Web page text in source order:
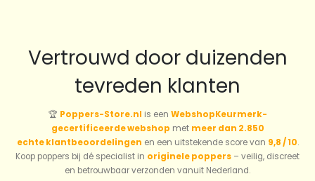
Vertrouwd door duizenden
tevreden klanten
🏆 Poppers-Store.nl is een WebshopKeurmerk-
gecertificeerde webshop met meer dan 2.850
echte klantbeoordelingen en een uitstekende score van 9,8 / 10.
Koop poppers bij dé specialist in originele poppers – veilig, discreet
en betrouwbaar verzonden vanuit Nederland.